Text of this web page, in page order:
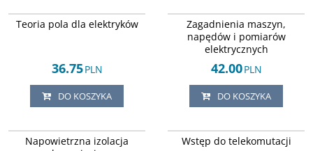
DOSTAWA EXPRESS
Teoria pola dla elektryków
36.75PLN
DO KOSZYKA
Zagadnienia maszyn,
napędów i pomiarów
elektrycznych
42.00PLN
DO KOSZYKA
DOSTAWA EXPRESS
Napowietrzna izolacja
DOSTAWA EXPRESS
Wstęp do telekomutacji